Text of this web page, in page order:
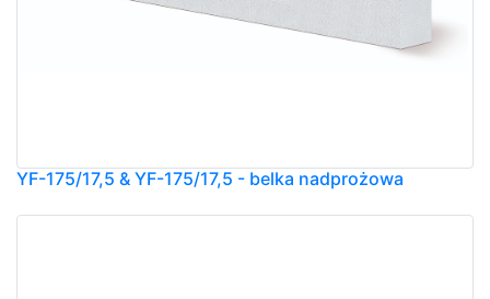
YF-175/17,5 & YF-175/17,5 - belka nadprożowa